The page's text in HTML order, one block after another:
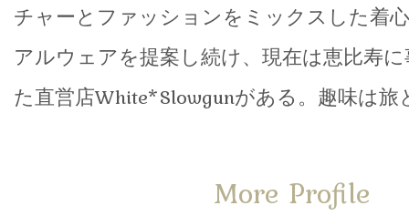
チャーとファッションをミックスした着
アルウェアを提案し続け、現在は恵比寿
た直営店White*Slowgunがある。趣味は旅
More Profile